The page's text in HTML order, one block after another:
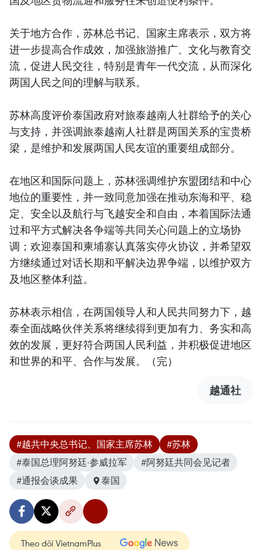
关于地方合作，苏林总书记、国家主席表示，双方将
进一步提高合作成效，加强旅游推广、文化与教育交
流，促进人民交往，特别是青年一代交流，从而深化
两国人民之间的理解与联系。
苏林高度评价泰国政府对旅泰越南人社群给予的关心
与支持，并强调旅泰越南人社群是两国关系的宝贵桥
梁，是维护和发展两国人民友谊的重要组成部分。
在地区和国际问题上，苏林强调维护东盟团结和中心
地位的重要性，并一致同意加强在推动东海和平、稳
定、安全以及航行与飞越安全和自由，本着国际法通
过和平方式解决各争端等共同关心问题上的立场协
调；欢迎泰国和柬埔寨认真落实停火协议，并希望双
方继续通过对话长期和平解决边界争端，以维护双方
及地区整体利益。
苏林表示相信，在两国领导人和人民共同努力下，越
泰全面战略伙伴关系将继续得到更加有力、务实和高
效的发展，更好符合两国人民利益，并积极促进地区
和世界的和平、合作与发展。（完）
越通社
#越共中央总书记、国家主席苏林
#苏林
#泰国总理阿努廷·参威拉军
#阿努廷共同会见记者
#通报会谈成果
泰国
Theo dõi VietnamPlus